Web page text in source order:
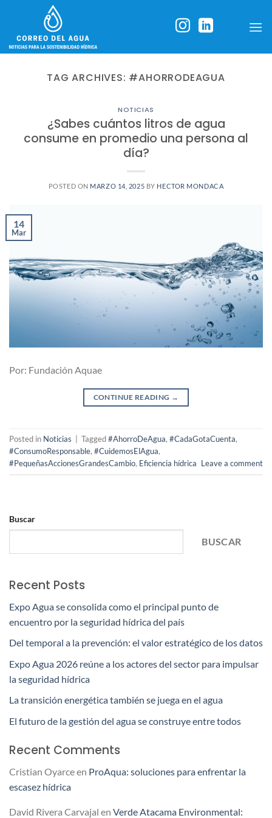
content
TAG ARCHIVES: #AHORRODEAGUA
NOTICIAS
¿Sabes cuántos litros de agua
consume en promedio una persona al
día?
POSTED ON MARZO 14, 2025 BY HECTOR MONDACA
14
Mar
Por: Fundación Aquae
CONTINUE READING →
Posted in Noticias Tagged#AhorroDeAgua, #CadaGotaCuenta,
#ConsumoResponsable, #CuidemosElAgua,
#PequeñasAccionesGrandesCambio, Eficiencia hídrica Leave a comment
Buscar
BUSCAR
Recent Posts
Expo Agua se consolida como el principal punto de
encuentro por la seguridad hídrica del país
Del temporal a la prevención: el valor estratégico de los datos
Expo Agua 2026 reúne a los actores del sector para impulsar
la seguridad hídrica
La transición energética también se juega en el agua
El futuro de la gestión del agua se construye entre todos
Recent Comments
Cristian Oyarceen ProAqua: soluciones para enfrentar la
escasez hídrica
David Rivera Carvajal en Verde Atacama Environmental: